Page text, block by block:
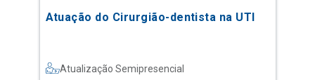
Atuação do Cirurgião-dentista na UTI
Atualização Semipresencial